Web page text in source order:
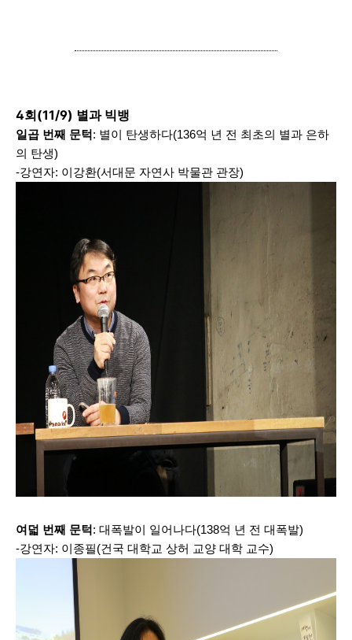
4회(11/9) 별과 빅뱅
일곱 번째 문턱: 별이 탄생하다(136억 년 전 최초의 별과 은하
의 탄생)
-강연자: 이강환(서대문 자연사 박물관 관장)
여덟 번째 문턱: 대폭발이 일어나다(138억 년 전 대폭발)
-강연자: 이종필(건국 대학교 상허 교양 대학 교수)